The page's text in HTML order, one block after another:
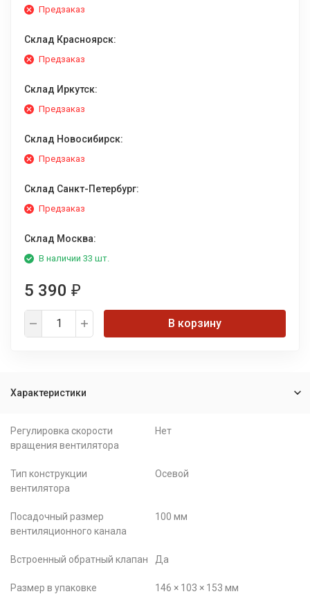
Предзаказ
Склад Красноярск:
Предзаказ
Склад Иркутск:
Предзаказ
Склад Новосибирск:
Предзаказ
Склад Санкт-Петербург:
Предзаказ
Склад Москва:
В наличии 33 шт.
5 390 ₽
В корзину
Характеристики
Регулировка скорости
вращения вентилятора
Нет
Тип конструкции
вентилятора
Осевой
Посадочный размер
вентиляционного канала
100 мм
Встроенный обратный клапан Да
Размер в упаковке 146 × 103 × 153 мм